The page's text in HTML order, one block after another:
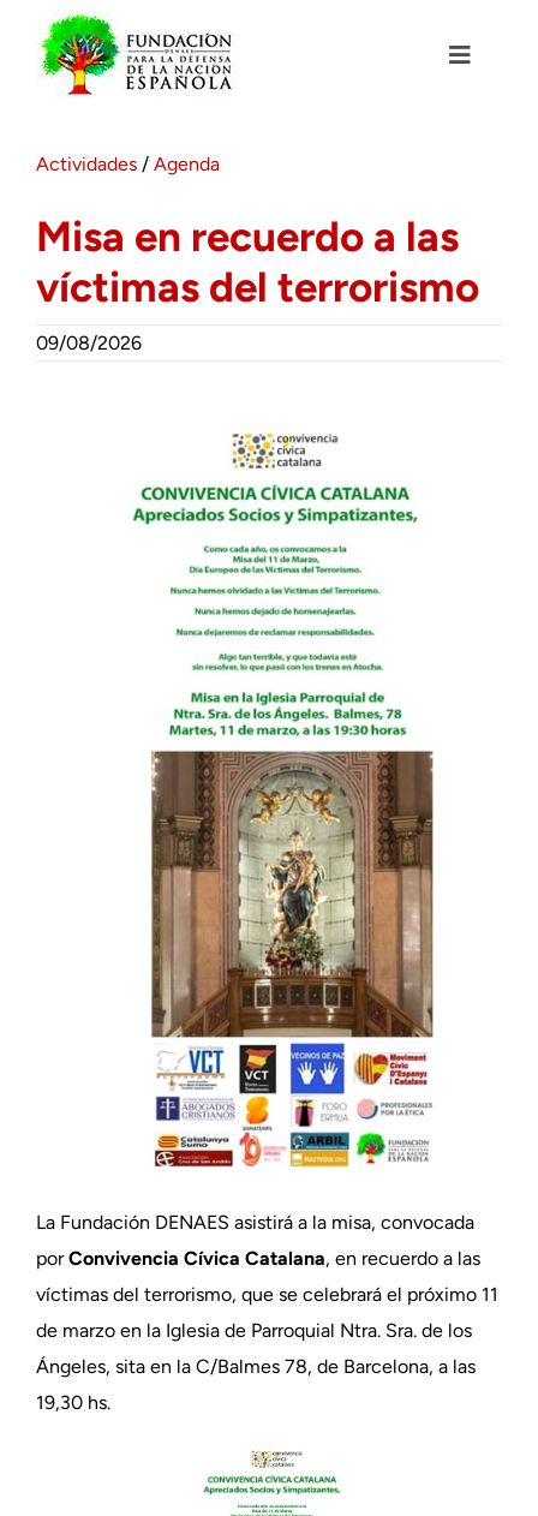
contenido
Toggle
Actualidad
Actividades
Actividades/ Agenda
Misa en recuerdo a las
víctimas del terrorismo
09/08/2026
La Fundación DENAES asistirá a la misa, convocada
porConvivencia Cívica Catalana, en recuerdo a las
víctimas del terrorismo, que se celebrará el próximo 11
de marzo en la Iglesia de Parroquial Ntra. Sra. de los
Ángeles, sita en la C/Balmes 78, de Barcelona, a las
19,30 hs.